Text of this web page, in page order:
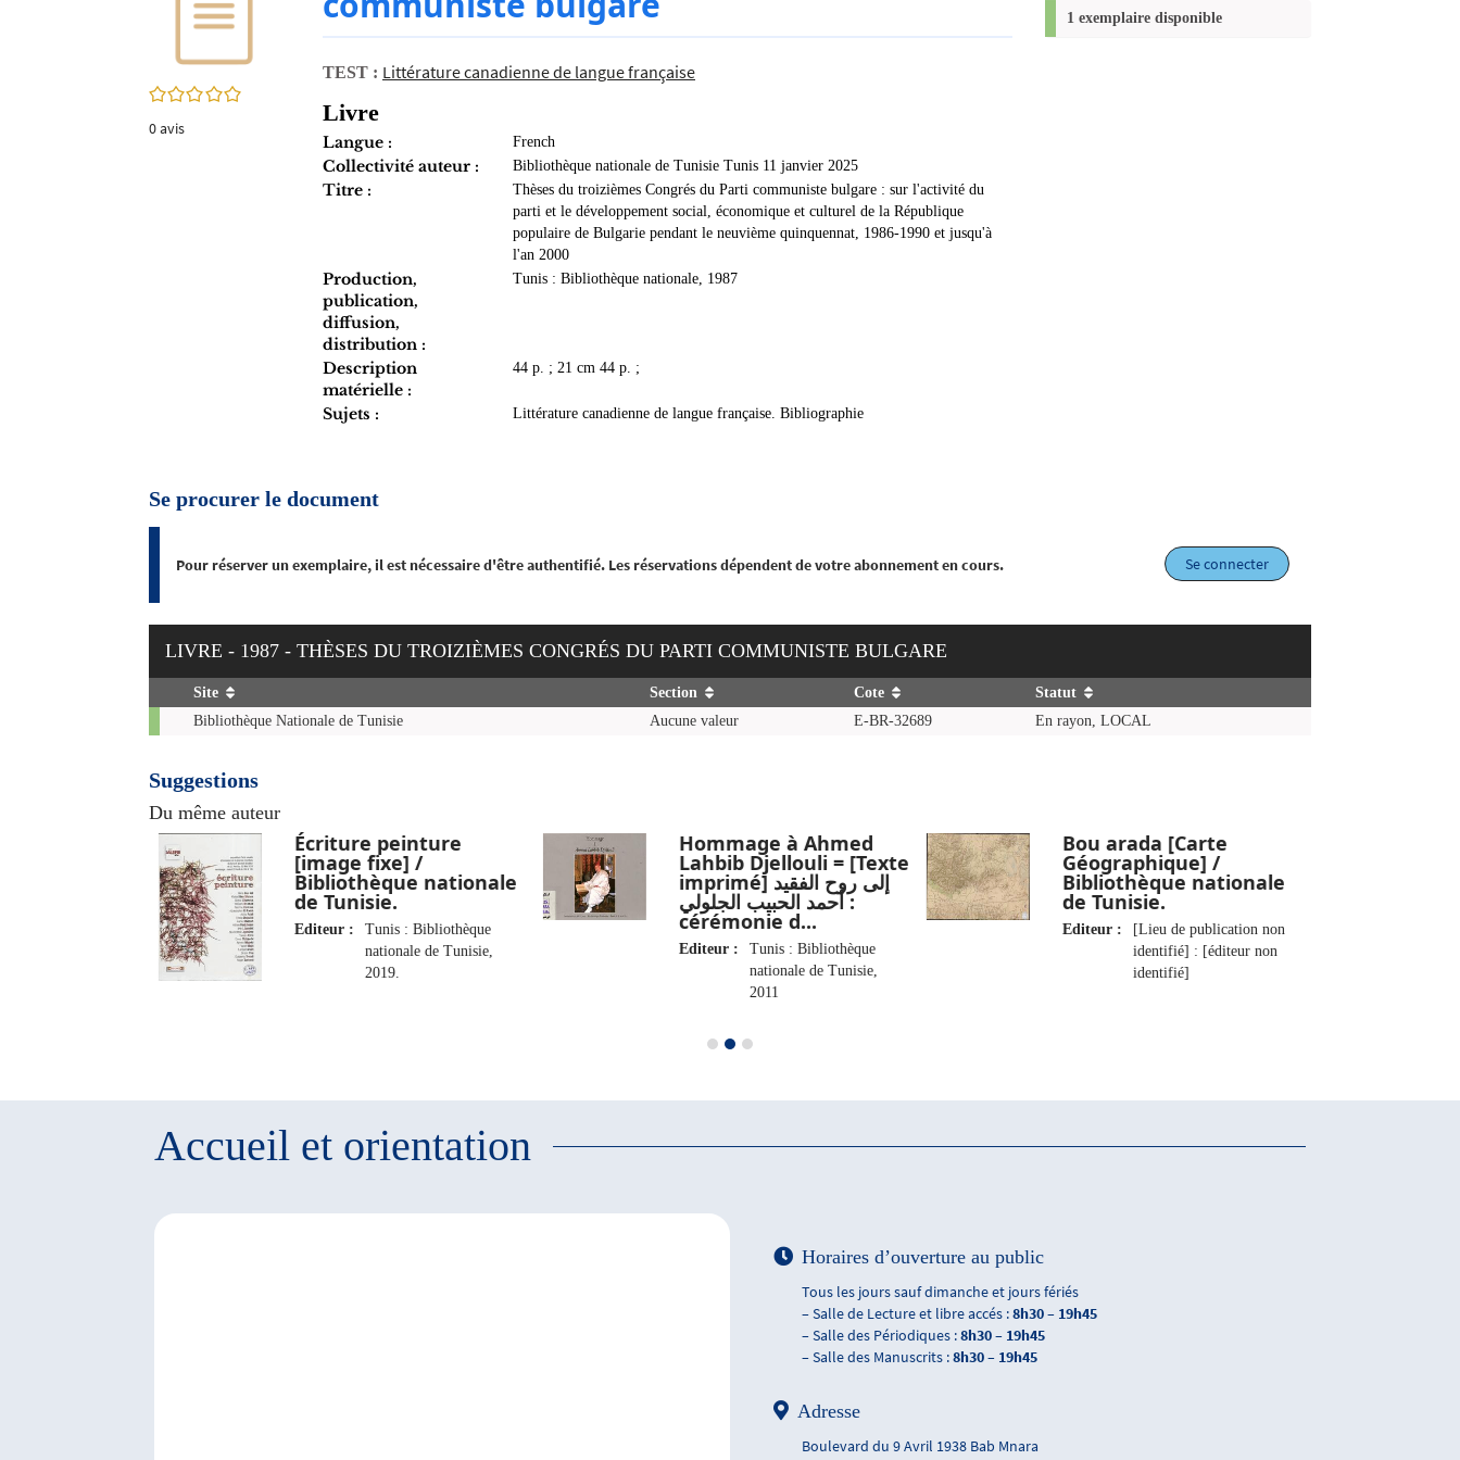
0/5
0avis
TEST : Littérature canadienne de langue française
Livre
Langue : French
Collectivité auteur : Bibliothèque nationale de Tunisie Tunis 11 janvier 2025
Titre :
Thèses du troizièmes Congrés du Parti communiste bulgare : sur l'activité du
parti et le développement social, économique et culturel de la République
populaire de Bulgarie pendant le neuvième quinquennat, 1986-1990 et jusqu'à
l'an 2000
Production,
publication,
diffusion,
distribution :
Tunis : Bibliothèque nationale, 1987
Description
matérielle :
44 p. ; 21 cm 44 p. ;
Sujets : Littérature canadienne de langue française. Bibliographie
1 exemplaire disponible
Se procurer le document
Pour réserver un exemplaire, il est nécessaire d'être authentifié. Les réservations dépendent de votre abonnement en cours. Se connecter
LIVRE - 1987 - THÈSES DU TROIZIÈMES CONGRÉS DU PARTI COMMUNISTE BULGARE
Exemplaires
Site Section Cote
Statut
Bibliothèque Nationale de Tunisie
Aucune valeur E-BR-32689 En rayon, LOCAL
Suggestions
Du même auteur
Hommage à Ahmed
Lahbib Djellouli = [Texte
imprimé] إلى روح الفقيد
أحمد الحبيب الجلولي :
cérémonie d...
Editeur :
Tunis : Bibliothèque
nationale de Tunisie,
2011
Bou arada [Carte
Géographique] /
Bibliothèque nationale
de Tunisie.
Editeur :
[Lieu de publication non
identifié] : [éditeur non
identifié]
Écriture peinture
[image fixe] /
Bibliothèque nationale
de Tunisie.
Editeur :
Tunis : Bibliothèque
nationale de Tunisie,
2019.
Accueil et orientation
Horaires d’ouverture au public
Tous les jours sauf dimanche et jours fériés
– Salle de Lecture et libre accés :8h30 – 19h45
– Salle des Périodiques :8h30 – 19h45
– Salle des Manuscrits :8h30 – 19h45
Adresse
Boulevard du 9 Avril 1938 Bab Mnara